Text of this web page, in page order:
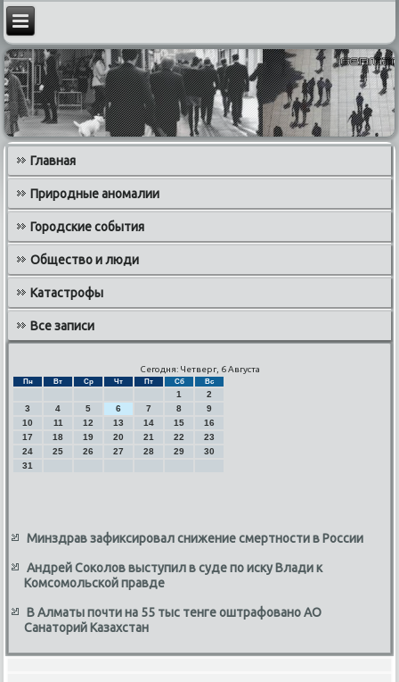
Главная
Природные аномалии
Городские события
Общество и люди
Катастрофы
Все записи
Сегодня: Четверг, 6 Августа
Пн Вт Ср Чт Пт Сб Вс
1
2
3
4 5 6 7 8
9
10
11 12 13 14 15
16
17
18 19 20 21 22
23
24
25 26 27 28 29
30
31
Минздрав зафиксировал снижение смертности в России
Андрей Соколов выступил в суде по иску Влади к
Комсомольской правде
В Алматы почти на 55 тыс тенге оштрафовано АО
Санаторий Казахстан